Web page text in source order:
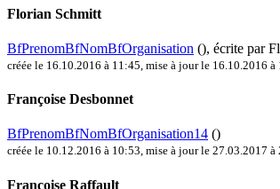
Florian Schmitt
BfPrenomBfNomBfOrganisation (), écrite par
créée le 16.10.2016 à 11:45 mise à jour le 16.10.2016 à
Françoise Desbonnet
BfPrenomBfNomBfOrganisation14 ()
créée le 10.12.2016 à 10:53, mise à jour le 27.03.2017 à
Françoise Raffault